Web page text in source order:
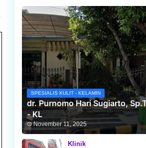
SPESIALIS KULIT - KELAMIN
dr. Purnomo Hari Sugiarto,
- KL
November 11, 2025
Klinik